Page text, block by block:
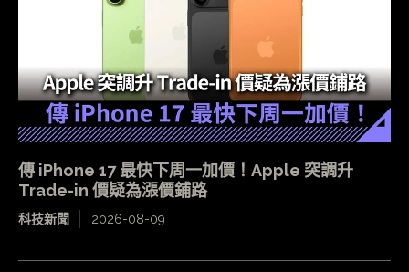
傳 iPhone 17 最快下周一加價！Apple 突調升
Trade-in 價疑為漲價鋪路
科技新聞 2026-08-09